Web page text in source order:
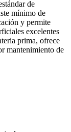
de
mínimo de
y permite
excelentes
prima, ofrece
mantenimiento de